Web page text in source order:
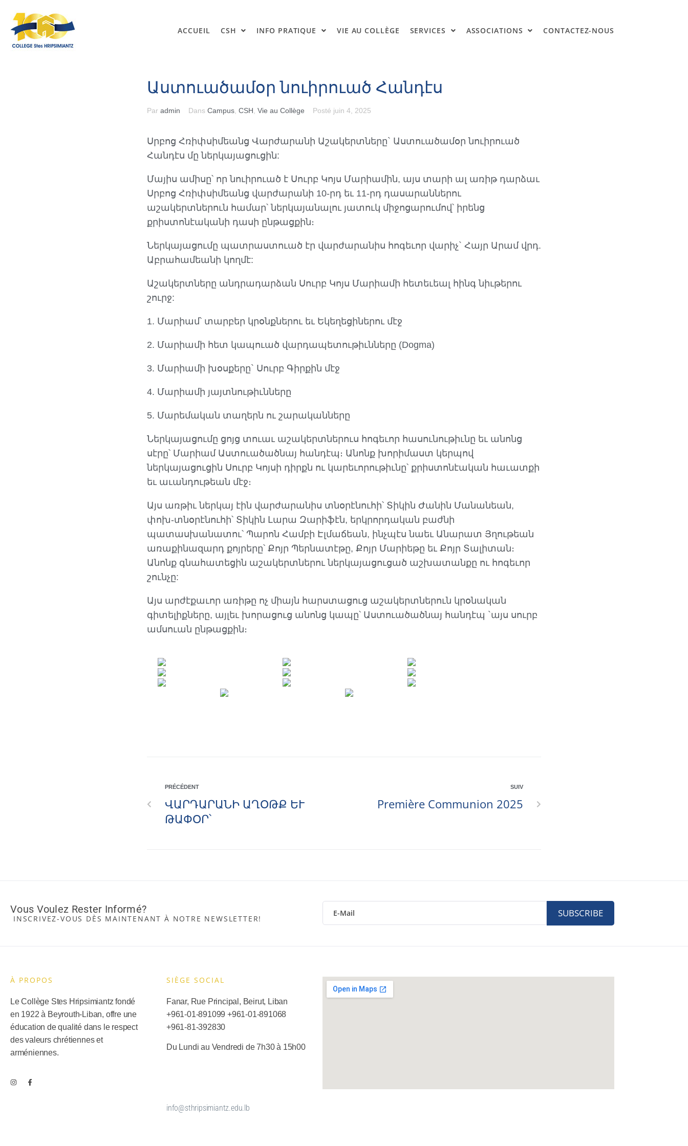
ACCUEIL CSH INFO PRATIQUE VIE AU COLLÈGE SERVICES ASSOCIATIONS CONTACTEZ-NOUS
Աստուածամօր նուիրուած Հանդէս
Par admin Dans Campus CSH Vie au Collège Posté juin 4, 2025
Սրբոց Հռիփսիմեանց Վարժարանի Աշակերտները` Աստուածամօր նուիրուած
Հանդէս մը ներկայացուցին:
Մայիս ամիսը՝ որ նուիրուած է Սուրբ Կոյս Մարիամին, այս տարի ալ առիթ դարձաւ
Սրբոց Հռիփսիմեանց վարժարանի 10-րդ եւ 11-րդ դասարաններու
աշակերտներուն համար՝ ներկայանալու յատուկ միջոցարումով՝ իրենց
քրիստոնէականի դասի ընթացքին։
Ներկայացումը պատրաստուած էր վարժարանիս հոգեւոր վարիչ` Հայր Արամ վրդ.
Աբրահամեանի կողմէ:
Աշակերտները անդրադարձան Սուրբ Կոյս Մարիամի հետեւեալ հինգ նիւթերու
շուրջ:
1. Մարիամ՝ տարբեր կրօնքներու եւ Եկեղեցիներու մէջ
2. Մարիամի հետ կապուած վարդապետութիւնները (Dogma)
3. Մարիամի խօսքերը` Սուրբ Գիրքին մէջ
4. Մարիամի յայտնութիւնները
5. Մարեմական տաղերն ու շարականները
Ներկայացումը ցոյց տուաւ աշակերտներուս հոգեւոր հասունութիւնը եւ անոնց
սէրը՝ Մարիամ Աստուածածնայ հանդէպ։ Անոնք խորիմաստ կերպով
ներկայացուցին Սուրբ Կոյսի դիրքն ու կարեւորութիւնը՝ քրիստոնէական հաւատքի
եւ աւանդութեան մէջ։
Այս առթիւ ներկայ էին վարժարանիս տնօրէնուհի՝ Տիկին Ժանին Մանանեան,
փոխ-տնօրէնուհի՝ Տիկին Լարա Զարիֆէն, երկրորդական բաժնի
պատասխանատու՝ Պարոն Համբի Էլմաճեան, ինչպէս նաեւ Անարատ Յղութեան
առաքինազարդ քոյրերը՝ Քոյր Պերնատէթը, Քոյր Մարիեթը եւ Քոյր Տալիտան։
Անոնք գնահատեցին աշակերտներու ներկայացուցած աշխատանքը ու հոգեւոր
շունչը:
Այս արժէքաւոր առիթը ոչ միայն հարստացուց աշակերտներուն կրօնական
գիտելիքները, այլեւ խորացուց անոնց կապը՝ Աստուածածնայ հանդէպ `այս սուրբ
ամսուան ընթացքին։
PRÉCÉDENT
ՎԱՐԴԱՐԱՆԻ ԱՂՕԹՔ ԵՒ
ԹԱՓՕՐ՝
SUIV
Première Communion 2025
Vous Voulez Rester Informé?
INSCRIVEZ-VOUS DÈS MAINTENANT À NOTRE NEWSLETTER! SUBSCRIBE
À PROPOS
Le Collège Stes Hripsimiantz fondé
en 1922 à Beyrouth-Liban, offre une
éducation de qualité dans le respect
des valeurs chrétiennes et
arméniennes.
SIÈGE SOCIAL​
Fanar, Rue Principal, Beirut, Liban
+961-01-891099 +961-01-891068
+961-81-392830
Du Lundi au Vendredi de 7h30 à 15h00
info@sthripsimiantz.edu.lb